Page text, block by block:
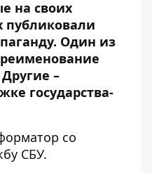
на своих
публиковали
Один из
–
государства-
со
СБУ.